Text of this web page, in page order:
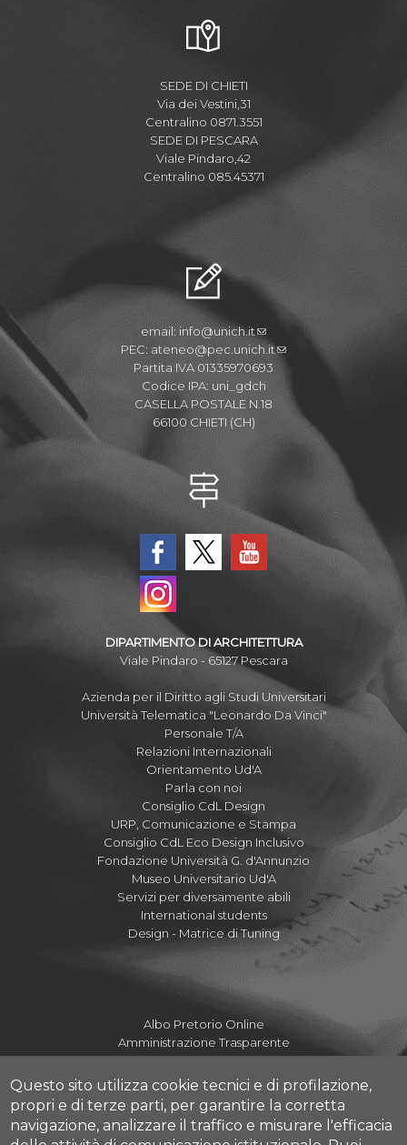
SEDE DI CHIETI
Via dei Vestini,31
Centralino 0871.3551
SEDE DI PESCARA
Viale Pindaro,42
Centralino 085.45371
email: info@unich.it
PEC: ateneo@pec.unich.it
Partita IVA 01335970693
Codice IPA: uni_gdch
CASELLA POSTALE N.18
66100 CHIETI (CH)
DIPARTIMENTO DI ARCHITETTURA
Viale Pindaro - 65127 Pescara
Azienda per il Diritto agli Studi Universitari
Università Telematica "Leonardo Da Vinci"
Personale T/A
Relazioni Internazionali
Orientamento Ud'A
Parla con noi
Consiglio CdL Design
URP, Comunicazione e Stampa
Consiglio CdL Eco Design Inclusivo
Fondazione Università G. d'Annunzio
Museo Universitario Ud'A
Servizi per diversamente abili
International students
Design - Matrice di Tuning
Albo Pretorio Online
Amministrazione Trasparente
Mettiamoci la Faccia
Fatturazione elettronica UdA
Fatturazione elettronica DdA
Dove siamo
Numeri utili Campus
Questo sito utilizza cookie tecnici e di profilazione,
propri e di terze parti, per garantire la corretta
navigazione, analizzare il traffico e misurare l'efficacia